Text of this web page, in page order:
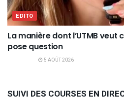
EDITO
La manière dont l’UTMB
pose question
5 AOÛT 2026
SUIVI DES COURSES EN